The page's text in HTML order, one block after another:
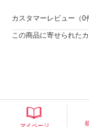
カスタマーレビュー（0
この商品に寄せられた
マイページ